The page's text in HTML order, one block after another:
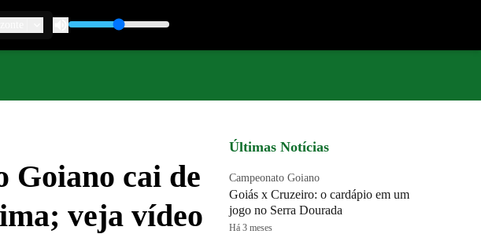
Goiano cai de
veja vídeo
Últimas Notícias
Campeonato Goiano
Goiás x Cruzeiro: o cardápio em um
jogo no Serra Dourada
Há 3 meses